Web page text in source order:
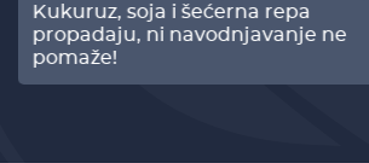
Kukuruz, soja i šećerna repa
propadaju, ni navodnjavanje ne
pomaže!